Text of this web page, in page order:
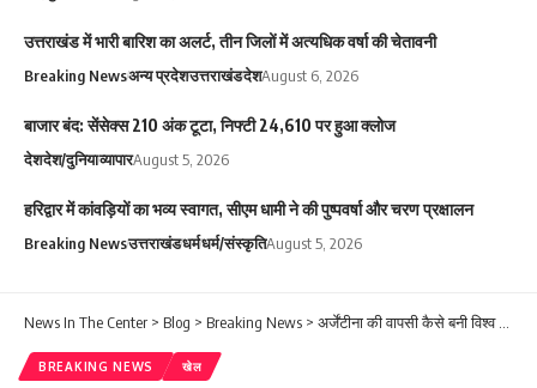
उत्तराखंड में भारी बारिश का अलर्ट, तीन जिलों में अत्यधिक वर्षा की चेतावनी
Breaking Newsअन्य प्रदेशउत्तराखंडदेशAugust 6, 2026
बाजार बंद: सेंसेक्स 210 अंक टूटा, निफ्टी 24,610 पर हुआ क्लोज
देशदेश/दुनियाव्यापारAugust 5, 2026
हरिद्वार में कांवड़ियों का भव्य स्वागत, सीएम धामी ने की पुष्पवर्षा और चरण प्रक्षालन
Breaking Newsउत्तराखंडधर्मधर्म/संस्कृतिAugust 5, 2026
News In The Center > Blog > Breaking News > अर्जेंटीना की वापसी कैसे बनी विश्व कप की सबसे यादगार जीतों में से एक?
BREAKING NEWS खेल